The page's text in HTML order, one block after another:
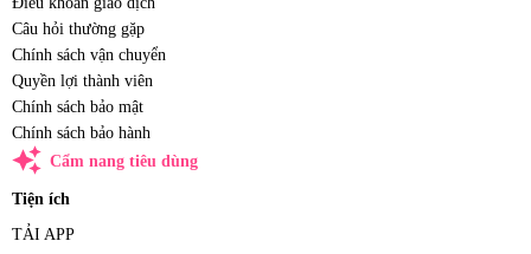
Câu hỏi thường gặp
Chính sách vận chuyển
Quyền lợi thành viên
Chính sách bảo mật
Chính sách bảo hành
auto_awesome Cẩm nang tiêu dùng
Tiện ích
TẢI APP